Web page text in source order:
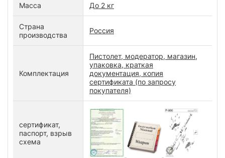
Масса До 2 кг
Страна
производства
Россия
Комплектация
Пистолет, модератор, магазин,
упаковка, краткая
документация, копия
сертификата (по запросу
покупателя)
сертификат,
паспорт, взрыв
схема